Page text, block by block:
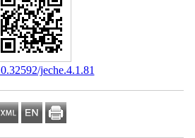
‎ 10.32592/jeche.4.1.81